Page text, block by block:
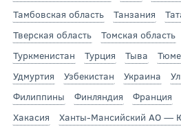
Тамбовская область
Танзания
Тверская область
Томская область
Туркменистан
Турция Тыва
Удмуртия
Узбекистан Украина
Филиппины
Финляндия Франция
Хакасия
Ханты-Мансийский АО —